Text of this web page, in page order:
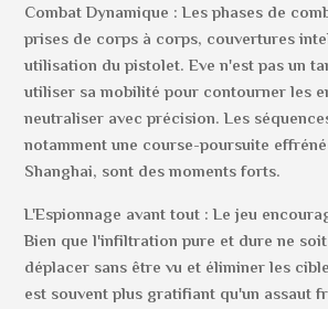
Combat Dynamique : Les phases de
prises de corps à corps, couvertures
utilisation du pistolet. Eve n'est pas un
utiliser sa mobilité pour contourner les
neutraliser avec précision. Les
notamment une course-poursuite
Shanghai, sont des moments forts.
L'Espionnage avant tout : Le jeu
Bien que l'infiltration pure et dure ne
déplacer sans être vu et éliminer les
est souvent plus gratifiant qu'un assaut